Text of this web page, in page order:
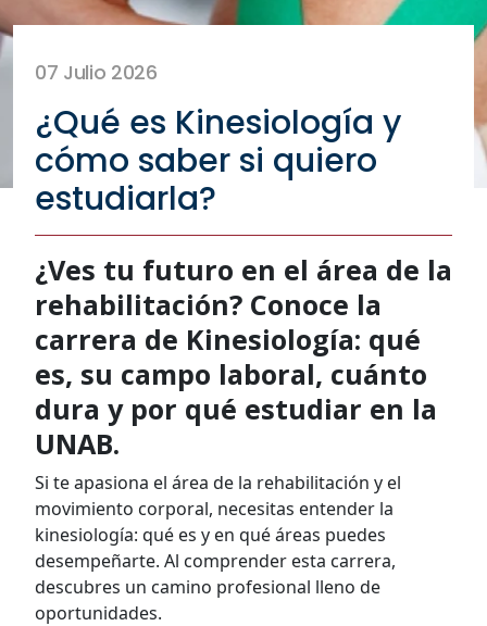
07 Julio 2026
¿Qué es Kinesiología y
cómo saber si quiero
estudiarla?
¿Ves tu futuro en el área de la
rehabilitación? Conoce la
carrera de Kinesiología: qué
es, su campo laboral, cuánto
dura y por qué estudiar en la
UNAB.
Si te apasiona el área de la rehabilitación y el
movimiento corporal, necesitas entender la
kinesiología: qué es y en qué áreas puedes
desempeñarte. Al comprender esta carrera,
descubres un camino profesional lleno de
oportunidades.